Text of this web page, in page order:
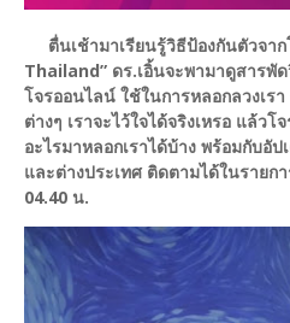
ตื่นเช้ามาเรียนรู้วิธีป้องกันตัวจา
Thailand” ดร.เอิ้นจะพามาดูสารพั
โจรออนไลน์ ใช้ในการหลอกลวงเร
ต่างๆ เราจะไว้ใจได้จริงเหรอ แล้ว
อะไรมาหลอกเราได้บ้าง พร้อมกับอั
และต่างประเทศ ติดตามได้ในรายก
04.40 น.